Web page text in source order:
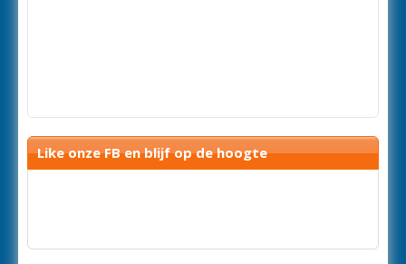
Like onze FB en blijf op de hoogte